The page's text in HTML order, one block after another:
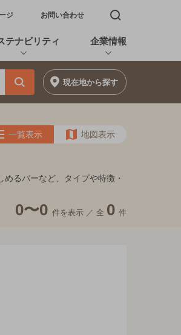
で開く
ジ お問い合わせ 検索窓を開く
テナビリティ 企業情報
現在地から探す
一覧表示 地図表示
るバーなど、タイプや特徴・
0〜0 件を表示 ／ 全 0 件